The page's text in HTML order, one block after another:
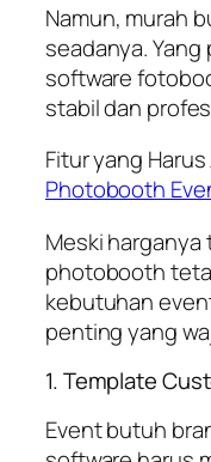
Namun, murah
seadanya.
software
stabil dan
Fitur yang
Photobooth
Meski harganya
photobooth
kebutuhan
penting yang
1. Template
Event butuh